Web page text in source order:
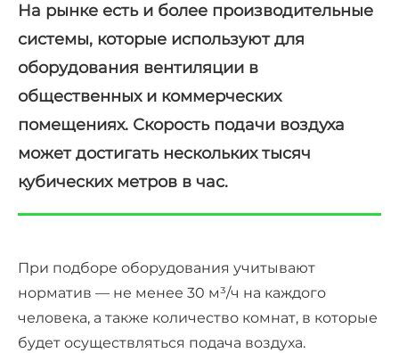
На рынке есть и более производительные
системы, которые используют для
оборудования вентиляции в
общественных и коммерческих
помещениях. Скорость подачи воздуха
может достигать нескольких тысяч
кубических метров в час.
При подборе оборудования учитывают
норматив — не менее 30 м³/ч на каждого
человека, а также количество комнат, в которые
будет осуществляться подача воздуха.